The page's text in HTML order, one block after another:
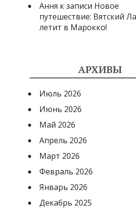
Ання к записи Новое
путешествие: Вятский
летит в Марокко!
АРХИВЫ
Июль 2026
Июнь 2026
Май 2026
Апрель 2026
Март 2026
Февраль 2026
Январь 2026
Декабрь 2025